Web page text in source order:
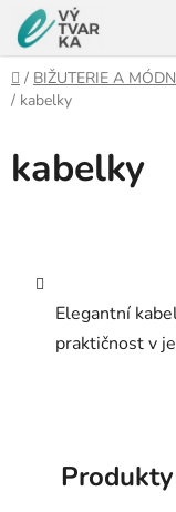
Přejít
na
obsah
Domů
/ BIŽUTERIE A
/ kabelky
kabelky
Elegantní
praktičnost v